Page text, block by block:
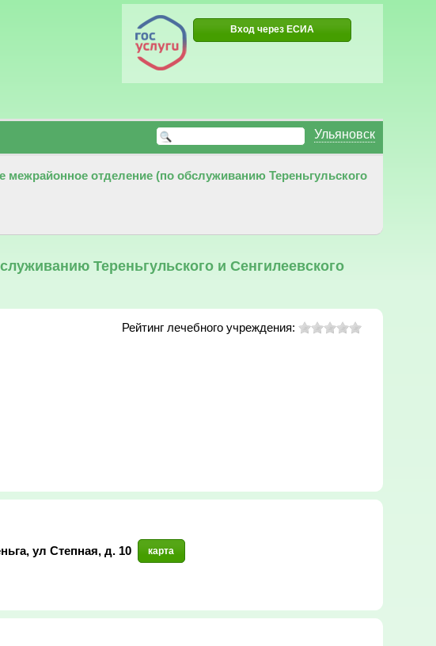
Вход через ЕСИА
Ульяновск
межрайонное отделение (по обслуживанию Тереньгульского
Тереньгульского и Сенгилеевского
Рейтинг лечебного учреждения:
ул Степная, д. 10 карта